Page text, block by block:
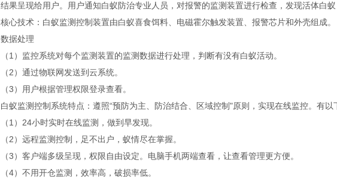
结果呈现给用户。用户通知白蚁防治专业人员，对报警的监测装置进行检查，发现活体白
核心技术：白蚁监测控制装置由白蚁喜食饵料、电磁霍尔触发装置、报警芯片和外壳组成。
数据处理
（1）监控系统对每个监测装置的监测数据进行处理，判断有没有白蚁活动。
（2）通过物联网发送到云系统。
（3）用户根据管理权限登录查看。
白蚁监测控制系统特点：遵照“预防为主、防治结合、区域控制"原则，实现在线监控。有以
（1）24小时实时在线监测，做到早发现。
（2）远程监测控制，足不出户，蚁情尽在掌握。
（3）客户端多级呈现，权限自由设定。电脑手机两端查看，让查看管理更方便。
（4）不用开仓监测，效率高，破损率低。